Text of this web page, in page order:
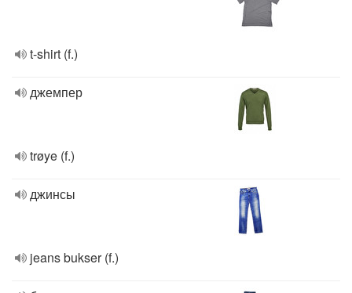
t-shirt (f.)
джемпер
trøye (f.)
джинсы
jeans bukser (f.)